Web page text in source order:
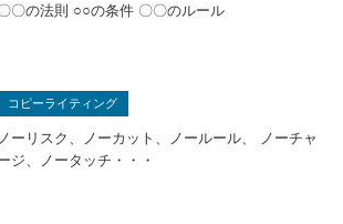
〇の法則 ○○の条件 〇〇のルール
コピーライティング
ノーリスク、ノーカット、ノールール、 ノーチャ
ジ、ノータッチ・・・